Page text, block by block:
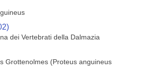
dei Vertebrati della Dalmazia
Grottenolmes (Proteus anguineus